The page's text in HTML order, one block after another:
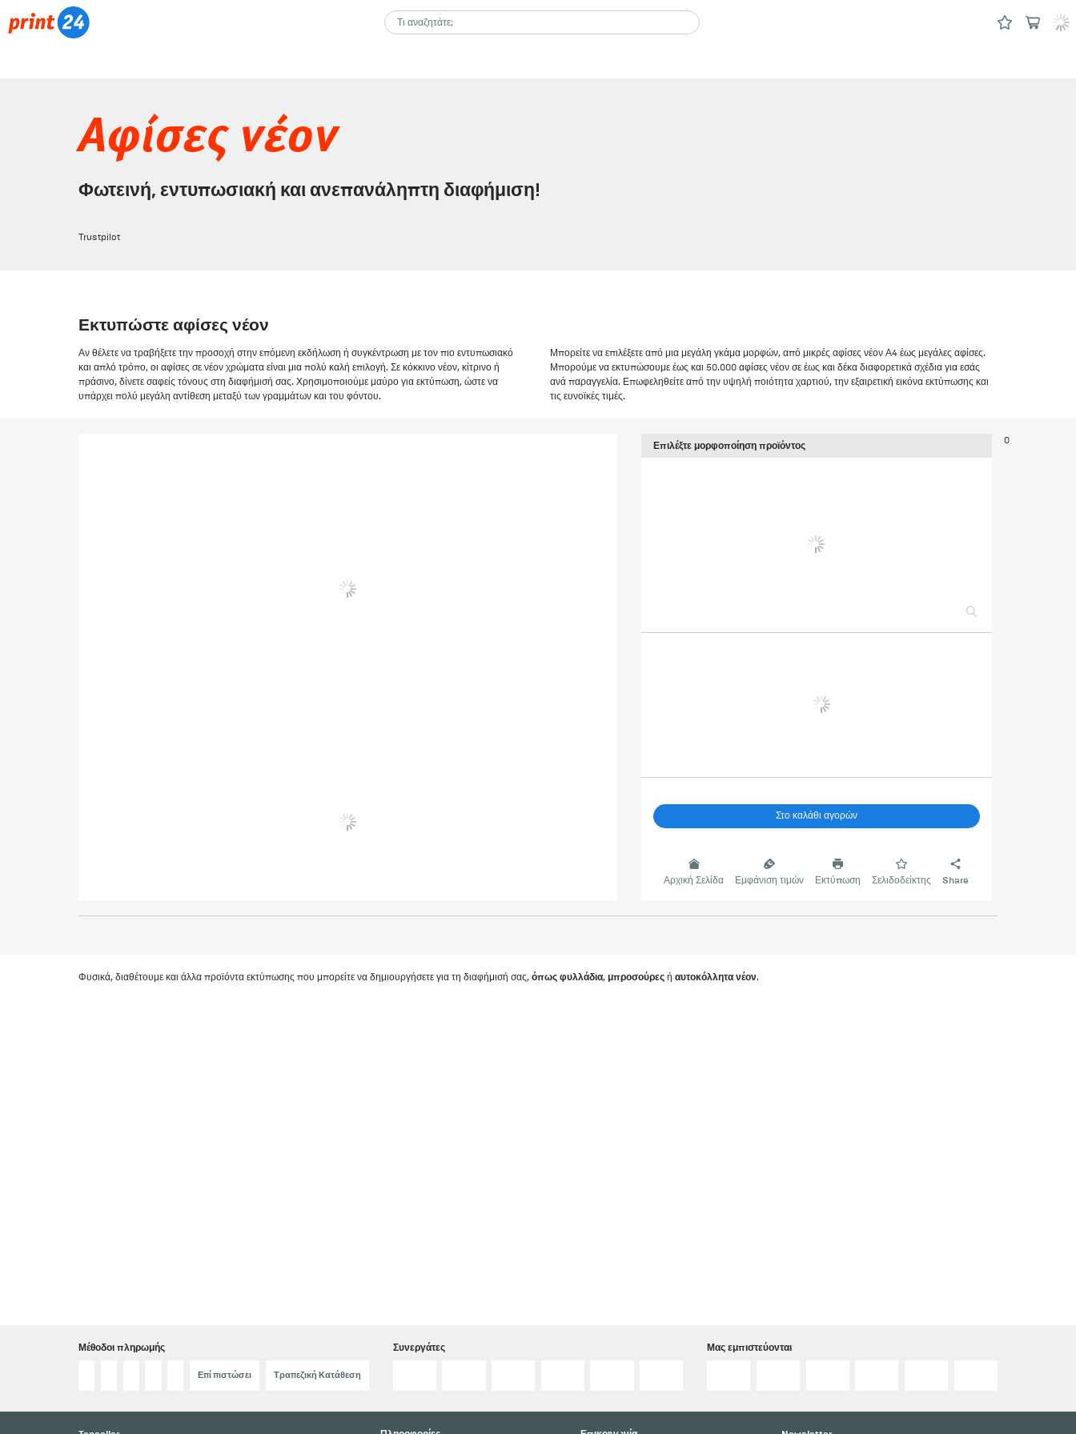
Αφίσες νέον
Φωτεινή, εντυπωσιακή και ανεπανάληπτη διαφήμιση!
Trustpilot
Εκτυπώστε αφίσες νέον
Αν θέλετε να τραβήξετε την προσοχή στην επόμενη εκδήλωση ή συγκέντρωση με τον πιο εντυπωσιακό
και απλό τρόπο, οι αφίσες σε νέον χρώματα είναι μια πολύ καλή επιλογή. Σε κόκκινο νέον, κίτρινο ή
πράσινο, δίνετε σαφείς τόνους στη διαφήμισή σας. Χρησιμοποιούμε μαύρο για εκτύπωση, ώστε να
υπάρχει πολύ μεγάλη αντίθεση μεταξύ των γραμμάτων και του φόντου.
Μπορείτε να επιλέξετε από μια μεγάλη γκάμα μορφών, από μικρές αφίσες νέον Α4 έως μεγάλες αφίσες.
Μπορούμε να εκτυπώσουμε έως και 50.000 αφίσες νέον σε έως και δέκα διαφορετικά σχέδια για εσάς
ανά παραγγελία. Επωφεληθείτε από την υψηλή ποιότητα χαρτιού, την εξαιρετική εικόνα εκτύπωσης και
τις ευνοϊκές τιμές.
Επιλέξτε μορφοποίηση προϊόντος
Στο καλάθι αγορών
Αρχική Σελίδα Εμφάνιση τιμών Εκτύπωση Σελιδοδείκτης Share
0
Φυσικά, διαθέτουμε και άλλα προϊόντα εκτύπωσης που μπορείτε να δημιουργήσετε για τη διαφήμισή σας,όπως φυλλάδια,μπροσούρες ήαυτοκόλλητα νέον.
Μέθοδοι πληρωμής
Επί πιστώσει Τραπεζική Κατάθεση
Συνεργάτες Μας εμπιστεύονται